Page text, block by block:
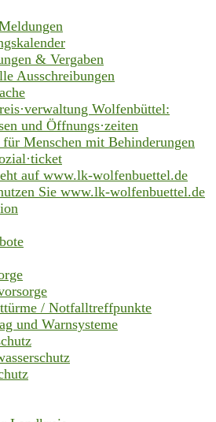
& Vergaben
Ausschreibungen
Wolfenbüttel:
und Öffnungs·zeiten
Menschen mit Behinderungen
auf www.lk-wolfenbuettel.de
Sie www.lk-wolfenbuettel.de
/ Notfalltreffpunkte
und Warnsysteme